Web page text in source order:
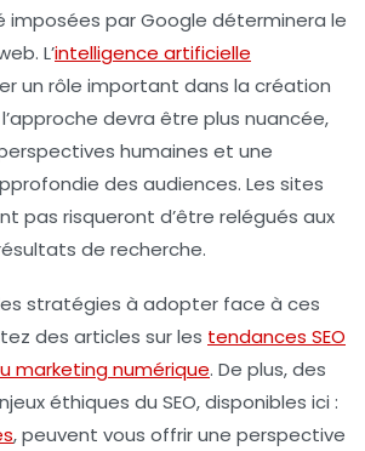
imposées par Google déterminera le
L’intelligence artificielle
un rôle important dans la création
devra être plus nuancée,
humaines et une
des audiences. Les sites
pas risqueront d’être relégués aux
de recherche.
stratégies à adopter face à ces
des articles sur les tendances SEO
marketing numérique. De plus, des
éthiques du SEO, disponibles ici :
, peuvent vous offrir une perspective